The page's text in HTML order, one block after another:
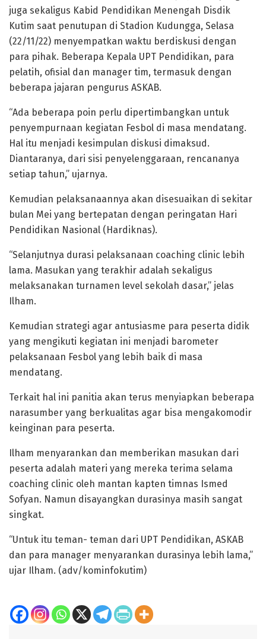
juga sekaligus Kabid Pendidikan Menengah Disdik
Kutim saat penutupan di Stadion Kudungga, Selasa
(22/11/22) menyempatkan waktu berdiskusi dengan
para pihak. Beberapa Kepala UPT Pendidikan, para
pelatih, ofisial dan manager tim, termasuk dengan
beberapa jajaran pengurus ASKAB.
“Ada beberapa poin perlu dipertimbangkan untuk
penyempurnaan kegiatan Fesbol di masa mendatang.
Hal itu menjadi kesimpulan diskusi dimaksud.
Diantaranya, dari sisi penyelenggaraan, rencananya
setiap tahun,” ujarnya.
Kemudian pelaksanaannya akan disesuaikan di sekitar
bulan Mei yang bertepatan dengan peringatan Hari
Pendidikan Nasional (Hardiknas).
“Selanjutnya durasi pelaksanaan coaching clinic lebih
lama. Masukan yang terakhir adalah sekaligus
melaksanakan turnamen level sekolah dasar,” jelas
Ilham.
Kemudian strategi agar antusiasme para peserta didik
yang mengikuti kegiatan ini menjadi barometer
pelaksanaan Fesbol yang lebih baik di masa
mendatang.
Terkait hal ini panitia akan terus menyiapkan beberapa
narasumber yang berkualitas agar bisa mengakomodir
keinginan para peserta.
Ilham menyarankan dan memberikan masukan dari
peserta adalah materi yang mereka terima selama
coaching clinic oleh mantan kapten timnas Ismed
Sofyan. Namun disayangkan durasinya masih sangat
singkat.
“Untuk itu teman- teman dari UPT Pendidikan, ASKAB
dan para manager menyarankan durasinya lebih lama,”
ujar Ilham. (adv/kominfokutim)